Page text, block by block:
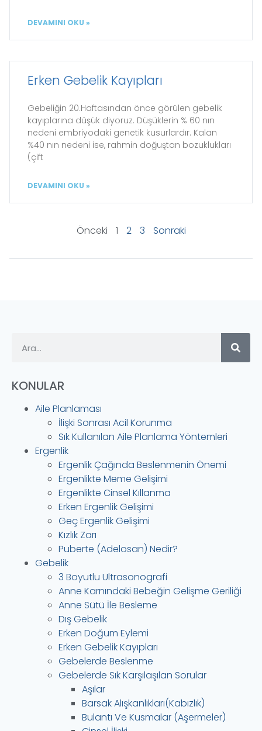
DEVAMINI OKU »
Erken Gebelik Kayıpları
Gebeliğin 20.Haftasından önce görülen gebelik
kayıplarına düşük diyoruz. Düşüklerin % 60 nın
nedeni embriyodaki genetik kusurlardır. Kalan
%40 nın nedeni ise, rahmin doğuştan bozuklukları
(çift
DEVAMINI OKU »
Önceki 1 2 3 Sonraki
KONULAR
Aile Planlaması
İlişki Sonrası Acil Korunma
Sık Kullanılan Aile Planlama Yöntemleri
Ergenlik
Ergenlik Çağında Beslenmenin Önemi
Ergenlikte Meme Gelişimi
Ergenlikte Cinsel Kıllanma
Erken Ergenlik Gelişimi
Geç Ergenlik Gelişimi
Kızlık Zarı
Puberte (Adelosan) Nedir?
Gebelik
3 Boyutlu Ultrasonografi
Anne Karnındaki Bebeğin Gelişme Geriliği
Anne Sütü İle Besleme
Dış Gebelik
Erken Doğum Eylemi
Erken Gebelik Kayıpları
Gebelerde Beslenme
Gebelerde Sık Karşılaşılan Sorular
Aşılar
Barsak Alışkanlıkları(Kabızlık)
Bulantı Ve Kusmalar (Aşermeler)